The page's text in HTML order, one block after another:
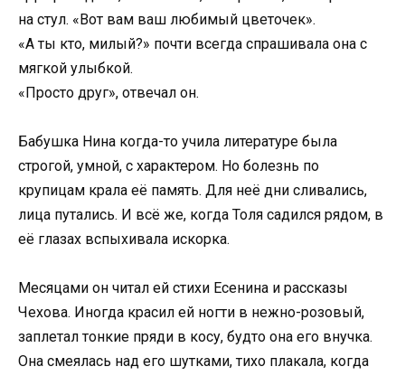
на стул. «Вот вам ваш любимый цветочек».
«А ты кто, милый?» почти всегда спрашивала она с
мягкой улыбкой.
«Просто друг», отвечал он.
Бабушка Нина когда-то учила литературе была
строгой, умной, с характером. Но болезнь по
крупицам крала её память. Для неё дни сливались,
лица путались. И всё же, когда Толя садился рядом, в
её глазах вспыхивала искорка.
Месяцами он читал ей стихи Есенина и рассказы
Чехова. Иногда красил ей ногти в нежно-розовый,
заплетал тонкие пряди в косу, будто она его внучка.
Она смеялась над его шутками, тихо плакала, когда